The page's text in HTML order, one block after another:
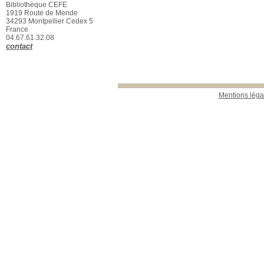
Mentions
Bibliothèque CEFE
1919 Route de Mende
34293 Montpellier Cedex 5
France
04.67.61.32.08
contact